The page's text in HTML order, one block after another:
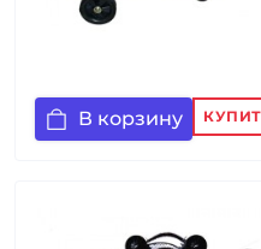
В корзину